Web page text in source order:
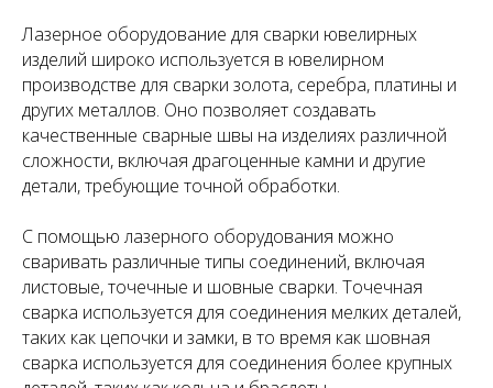
Лазерное оборудование для сварки ювелирных
изделий широко используется в ювелирном
производстве для сварки золота, серебра, платины и
других металлов. Оно позволяет создавать
качественные сварные швы на изделиях различной
сложности, включая драгоценные камни и другие
детали, требующие точной обработки.
С помощью лазерного оборудования можно
сваривать различные типы соединений, включая
листовые, точечные и шовные сварки. Точечная
сварка используется для соединения мелких деталей,
таких как цепочки и замки, в то время как шовная
сварка используется для соединения более крупных